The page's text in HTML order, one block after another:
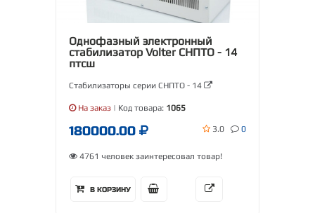
Однофазный электронный
стабилизатор Volter СНПТО - 14
птсш
Стабилизаторы серии СНПТО - 14
На заказ | Код товара: 1065
180000.00 3.0 0
4761 человек заинтересовал товар!
В КОРЗИНУ